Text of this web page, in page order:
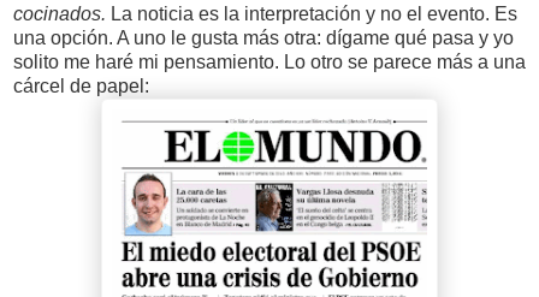
cocinados. La noticia es la interpretación y no el evento. Es
una opción. A uno le gusta más otra: dígame qué pasa y yo
solito me haré mi pensamiento. Lo otro se parece más a una
cárcel de papel: